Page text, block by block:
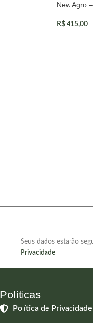
New Agro
R$415,00
Seus dados estarão
Privacidade
Políticas
Política de Privacidade